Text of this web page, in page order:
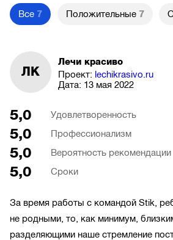
Все 7 Положительные 7
ЛК
Лечи красиво
Проект: lechikrasivo.ru
Дата: 13 мая 2022
5,0 Удовлетворенность
5,0 Профессионализм
5,0 Вероятность рекомендации
5,0 Сроки
За время работы с командой Stik,
не родными, то, как минимум,
разделяющими наше стремление